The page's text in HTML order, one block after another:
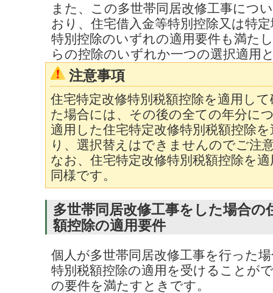
また、この多世帯同居改修工事につ
おり、住宅借入金等特別控除又は特
特別控除のいずれの適用要件も満た
らの控除のいずれか一つの選択適用
注意事項
住宅特定改修特別税額控除を適用し
た場合には、その後の全ての年分に
適用した住宅特定改修特別税額控除
り、選択替えはできませんのでご注
なお、住宅特定改修特別税額控除を
同様です。
多世帯同居改修工事をした場合の
額控除の適用要件
個人が多世帯同居改修工事を行った
特別税額控除の適用を受けることが
の要件を満たすときです。